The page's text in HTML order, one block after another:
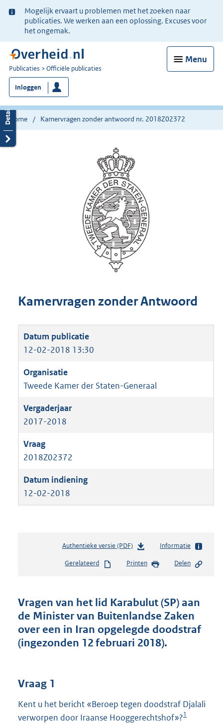
Ter
informatie:
Mogelijk ervaart u problemen met het zoeken naar
publicaties. We werken aan een oplossing. Excuses voor
het ongemak.
Menu
U
bent
nu
hier:
Publicaties Officiële publicaties
Inloggen
Home Kamervragen zonder antwoord nr. 2018Z02372
Kamervragen zonder Antwoord
12-02-2018 13:30
Tweede Kamer der Staten-Generaal
2017-2018
2018Z02372
12-02-2018
Authentieke versie (PDF)b
s
n
d
s
g
r
:
5
Informatie
Gerelateerd Printen Delen
Vragen van het lid Karabulut (SP) aan
de Minister van Buitenlandse Zaken
over een in Iran opgelegde doodstraf
(ingezonden 12 februari 2018).
Vraag 1
Kent u het bericht «Beroep tegen doodstraf Djalali
verworpen door Iraanse Hooggerechtshof»?1